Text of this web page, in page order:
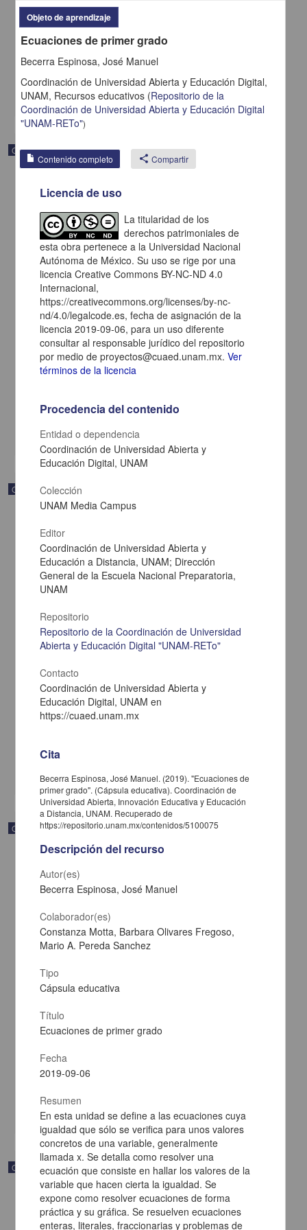
Función Inversa
Becerra Espinosa, José Manuel - Coordinación de Universidad
Abierta y Educación a Distancia, UNAM; Dirección General de la
Escuela Nacional Preparatoria, UNAM
2019-09-06
Objeto de aprendizaje
Modelado de funciones
Becerra Espinosa, José Manuel - Coordinación de Universidad
Abierta y Educación a Distancia, UNAM; Dirección General de la
Multidisciplina
Objeto de aprendizaje
Sistemas de desigualdades
Becerra Espinosa, José Manuel - Coordinación de Universidad
Abierta y Educación a Distancia, UNAM; Dirección General de la
Multidisciplina
Objeto de aprendizaje
Álgebra y modelado de funciones
Abierta y Educación a Distancia, UNAM; Dirección General de la
Escuela Nacional Preparatoria, UNAM
2019-09-06
Objeto de aprendizaje
Objeto de aprendizaje
Ecuaciones de primer grado
Becerra Espinosa, José Manuel
Coordinación de Universidad Abierta y Educación Digital,
UNAM, Recursos educativos (Repositorio de la
Coordinación de Universidad Abierta y Educación Digital
"UNAM-RETo")
Contenido completo share Compartir
Licencia de uso
La titularidad de los
derechos patrimoniales de
esta obra pertenece a la Universidad Nacional
Autónoma de México. Su uso se rige por una
licencia Creative Commons BY-NC-ND 4.0
Internacional,
https://creativecommons.org/licenses/by-nc-
nd/4.0/legalcode.es, fecha de asignación de la
licencia 2019-09-06, para un uso diferente
consultar al responsable jurídico del repositorio
por medio de proyectos@cuaed.unam.mx.Ver
términos de la licencia
Procedencia del contenido
Entidad o dependencia
Coordinación de Universidad Abierta y
Educación Digital, UNAM
Colección
UNAM Media Campus
Editor
Coordinación de Universidad Abierta y
Educación a Distancia, UNAM; Dirección
General de la Escuela Nacional Preparatoria,
UNAM
Repositorio
Repositorio de la Coordinación de Universidad
Abierta y Educación Digital "UNAM-RETo"
Contacto
Coordinación de Universidad Abierta y
Educación Digital, UNAM en
https://cuaed.unam.mx
Cita
Becerra Espinosa, José Manuel. (2019). "Ecuaciones de
primer grado". (Cápsula educativa). Coordinación de
Universidad Abierta, Innovación Educativa y Educación
a Distancia, UNAM. Recuperado de
https://repositorio.unam.mx/contenidos/5100075
Descripción del recurso
Autor(es)
Becerra Espinosa, José Manuel
Colaborador(es)
Constanza Motta, Barbara Olivares Fregoso,
Mario A. Pereda Sanchez
Tipo
Cápsula educativa
Título
Ecuaciones de primer grado
Fecha
2019-09-06
Resumen
En esta unidad se define a las ecuaciones cuya
igualdad que sólo se verifica para unos valores
concretos de una variable, generalmente
llamada x. Se detalla como resolver una
ecuación que consiste en hallar los valores de la
variable que hacen cierta la igualdad. Se
expone como resolver ecuaciones de forma
práctica y su gráfica. Se resuelven ecuaciones
enteras, literales, fraccionarias y problemas de